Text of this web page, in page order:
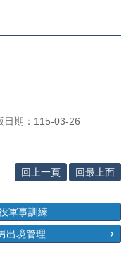
日期：115-03-26
回上一頁 回最上面
軍事訓練...
出境管理...